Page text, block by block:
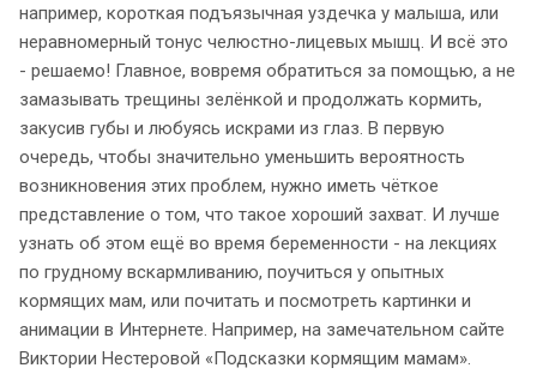
например, короткая подъязычная уздечка у малыша, или
неравномерный тонус челюстно-лицевых мышц. И всё это
- решаемо! Главное, вовремя обратиться за помощью, а не
замазывать трещины зелёнкой и продолжать кормить,
закусив губы и любуясь искрами из глаз. В первую
очередь, чтобы значительно уменьшить вероятность
возникновения этих проблем, нужно иметь чёткое
представление о том, что такое хороший захват. И лучше
узнать об этом ещё во время беременности - на лекциях
по грудному вскармливанию, поучиться у опытных
кормящих мам, или почитать и посмотреть картинки и
анимации в Интернете. Например, на замечательном сайте
Виктории Нестеровой «Подсказки кормящим мамам».